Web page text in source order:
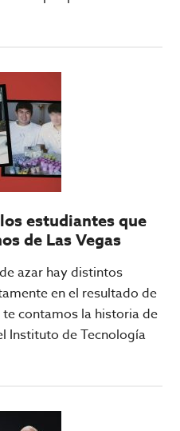
estudiantes que
de Las Vegas
azar hay distintos
en el resultado de
contamos la historia de
Instituto de Tecnología